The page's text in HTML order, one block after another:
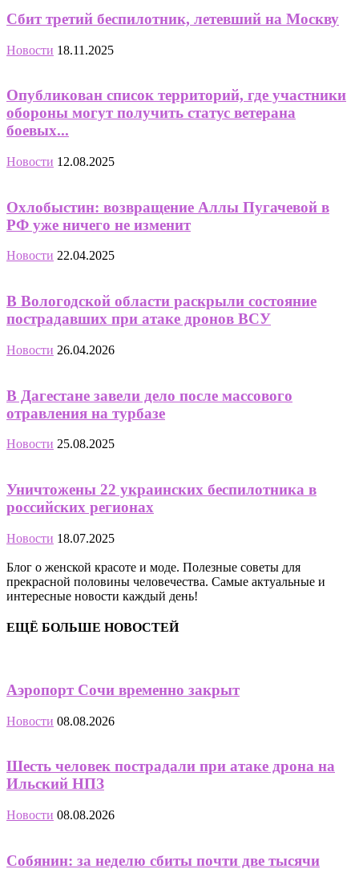
Сбит третий беспилотник, летевший на Москву
Новости 18.11.2025
Опубликован список территорий, где участники
обороны могут получить статус ветерана
боевых...
Новости 12.08.2025
Охлобыстин: возвращение Аллы Пугачевой в
РФ уже ничего не изменит
Новости 22.04.2025
В Вологодской области раскрыли состояние
пострадавших при атаке дронов ВСУ
Новости 26.04.2026
В Дагестане завели дело после массового
отравления на турбазе
Новости 25.08.2025
Уничтожены 22 украинских беспилотника в
российских регионах
Новости 18.07.2025
Блог о женской красоте и моде. Полезные советы для
прекрасной половины человечества. Самые актуальные и
интересные новости каждый день!
ЕЩЁ БОЛЬШЕ НОВОСТЕЙ
Аэропорт Сочи временно закрыт
Новости 08.08.2026
Шесть человек пострадали при атаке дрона на
Ильский НПЗ
Новости 08.08.2026
Собянин: за неделю сбиты почти две тысячи